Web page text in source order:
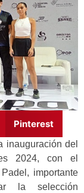
Pinterest
inauguración del
2024, con el
importante
la selección